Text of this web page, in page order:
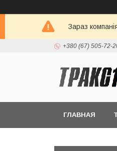
Зараз
+380 (67) 505-72-
ГЛАВНАЯ